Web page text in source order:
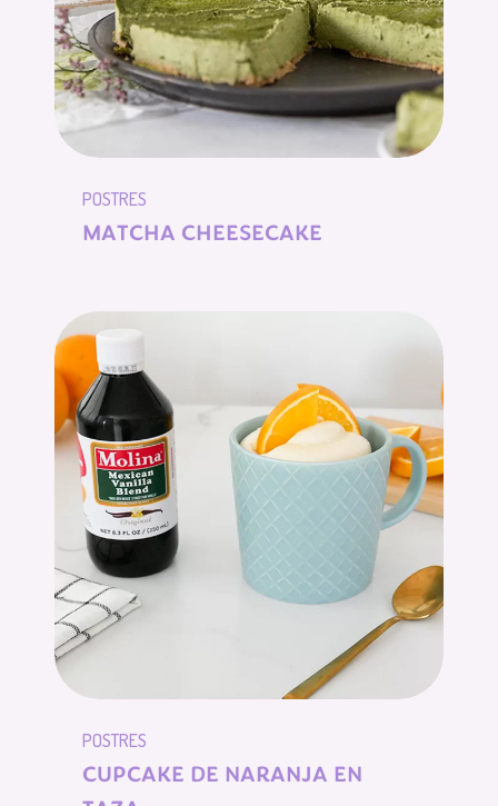
POSTRES
MATCHA CHEESECAKE
POSTRES
CUPCAKE DE NARANJA EN